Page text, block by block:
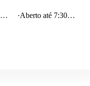
·Aberto até 7:30